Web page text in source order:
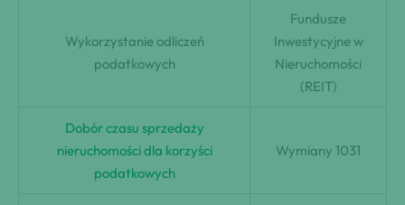
Wykorzystanie odliczeń
podatkowych
Fundusze
Inwestycyjne w
Nieruchomości
(REIT)
Dobór czasu sprzedaży
nieruchomości dla korzyści
podatkowych
Wymiany 1031